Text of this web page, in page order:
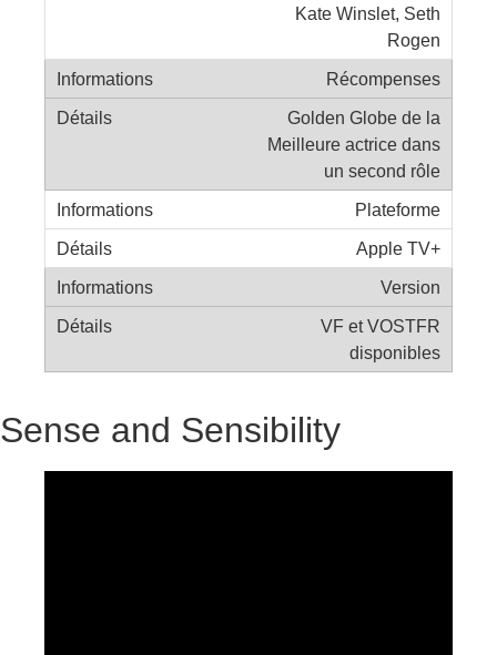
Kate Winslet, Seth
Rogen
Récompenses
Golden Globe de la
Meilleure actrice dans
un second rôle
Plateforme
Apple TV+
Version
VF et VOSTFR
disponibles
Sense and Sensibility